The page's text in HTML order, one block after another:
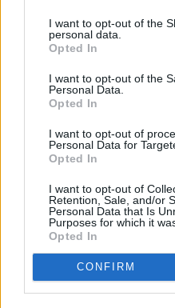
I want to opt-out of the
personal data.
Opted In
I want to opt-out of the
Personal Data.
Opted In
I want to opt-out of
Personal Data for
Opted In
I want to opt-out of
Retention, Sale, and/or
Personal Data that Is
Purposes for which it
Opted In
CONFIRM
και τις ισχυρές
Η ανάκαμψη της
βελτίωση στην αγορά
(10,2% τον Μάρτιο), την
και τον εργασιακά
μέτρια άνοδο. Η Fitch
μείωση της ανεργίας τα
οι κίνδυνοι έλλειψης
αυξάνονται, ιδιαίτερα
όπως ο τουρισμός και οι